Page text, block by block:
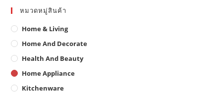
หมวดหมู่สินค้า
Home & Living
Home And Decorate
Health And Beauty
Home Appliance
Kitchenware